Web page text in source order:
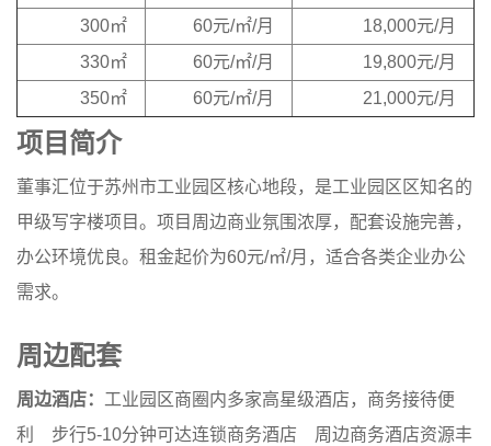
300㎡
60元/㎡/月
18,000元/月
330㎡
60元/㎡/月
19,800元/月
350㎡
60元/㎡/月 21,000元/月
项目简介
董事汇位于苏州市工业园区核心地段，是工业园区区知名的
甲级写字楼项目。项目周边商业氛围浓厚，配套设施完善，
办公环境优良。租金起价为60元/㎡/月，适合各类企业办公
需求。
周边配套
周边酒店： 工业园区商圈内多家高星级酒店，商务接待便
利 步行5-10分钟可达连锁商务酒店 周边商务酒店资源丰